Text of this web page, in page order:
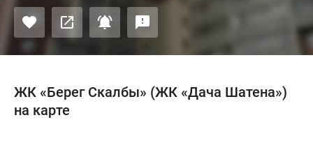
ЖК «Берег Скалбы» (ЖК «Дача Шатена»)
на карте